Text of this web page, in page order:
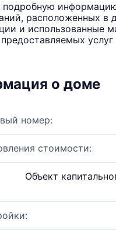
подробную
расположенных в
и использованные
услуг
о доме
номер:
стоимости:
Объект